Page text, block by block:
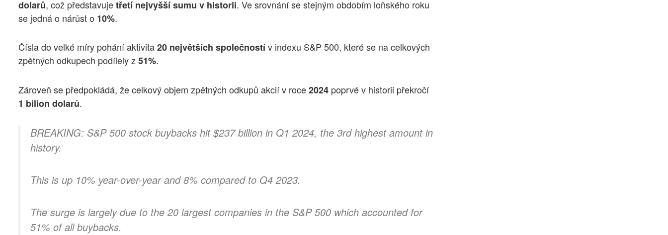
dolarů, což představujetřetí nejvyšší sumu v historii. Ve srovnání se stejným obdobím loňského roku
se jedná o nárůst o 10%.
Čísla do velké míry pohání aktivita20 největších společnostív indexu S&P 500, které se na celkových
zpětných odkupech podílely z 51%.
Zároveň se předpokládá, že celkový objem zpětných odkupů akcií v roce2024 poprvé v historii překročí
1 bilion dolarů.
BREAKING: S&P 500 stock buybacks hit $237 billion in Q1 2024, the 3rd highest amount in
history.
This is up 10% year-over-year and 8% compared to Q4 2023.
The surge is largely due to the 20 largest companies in the S&P 500 which accounted for
51% of all buybacks.